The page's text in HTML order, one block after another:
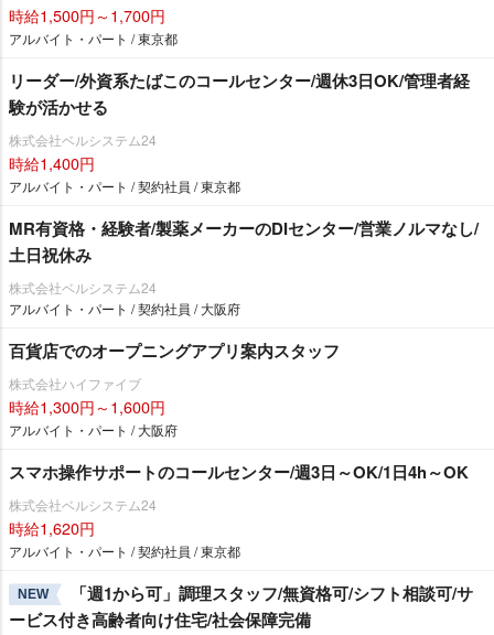
時給1,500円～1,700円
アルバイト・パート / 東京都
リーダー/外資系たばこのコールセンター/週休3日OK/管理者経
験が活かせる
株式会社ベルシステム24
時給1,400円
アルバイト・パート / 契約社員 / 東京都
MR有資格・経験者/製薬メーカーのDIセンター/営業ノルマなし/
土日祝休み
株式会社ベルシステム24
アルバイト・パート / 契約社員 / 大阪府
百貨店でのオープニングアプリ案内スタッフ
株式会社ハイファイブ
時給1,300円～1,600円
アルバイト・パート / 大阪府
スマホ操作サポートのコールセンター/週3日～OK/1日4h～OK
株式会社ベルシステム24
時給1,620円
アルバイト・パート / 契約社員 / 東京都
NEW
「週1から可」調理スタッフ/無資格可/シフト相談可/サ
ービス付き高齢者向け住宅/社会保障完備